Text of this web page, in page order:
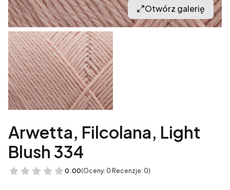
Otwórz galerię
Arwetta, Filcolana, Light
Blush 334
0.00(Oceny: 0 Recenzje: 0)